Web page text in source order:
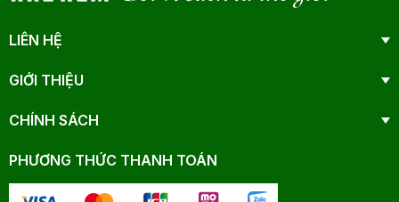
LIÊN HỆ
GIỚI THIỆU
CHÍNH SÁCH
PHƯƠNG THỨC THANH TOÁN